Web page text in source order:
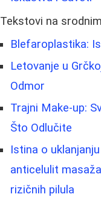
Tekstovi na
Blefaroplastika:
Letovanje u
Odmor
Trajni Make-up:
Što Odlučite
Istina o
anticelulit
rizičnih pilula